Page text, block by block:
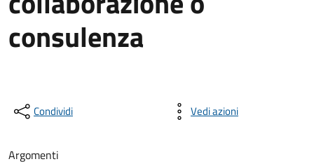
consulenza
Condividi Vedi azioni
Argomenti